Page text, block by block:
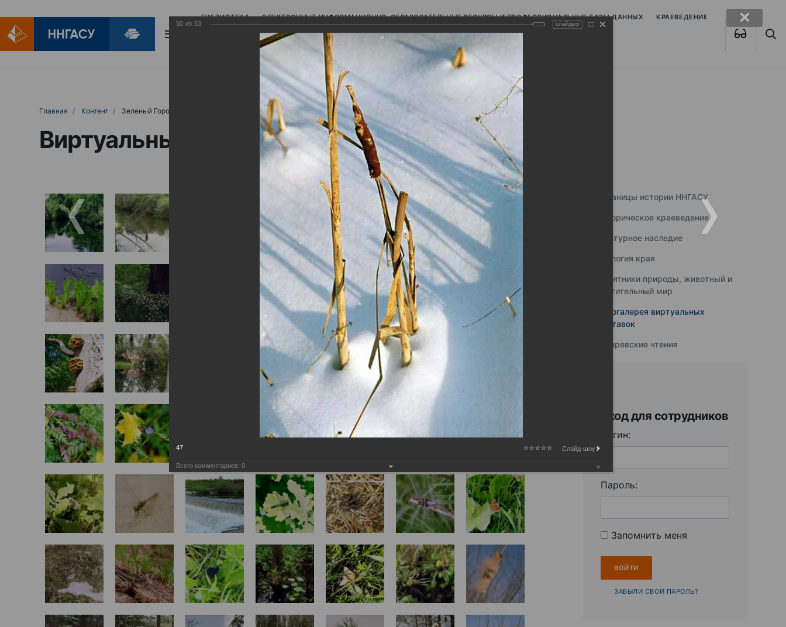
БИБЛИОТЕКА ЭЛЕКТРОННЫЕ ИНФОРМАЦИОННО-ОБРАЗОВАТЕЛЬНЫЕ РЕСУРСЫ И ПРОФЕССИОНАЛЬНЫЕ БАЗЫ ДАННЫХ КРАЕВЕДЕНИЕ
БИБЛИОПОМОЩЬ
Главная Контент Зеленый Город
Виртуальные выставки (фотоальбомы)
Страницы истории ННГАСУ
Историческое краеведение
Культурное наследие
Экология края
Памятники природы, животный и
растительный мир
Фотогалерея виртуальных
выставок
Юферевские чтения
Вход для сотрудников
Логин:
Пароль:
Запомнить меня
ЗАБЫЛИ СВОЙ ПАРОЛЬ?
50 из 53 слайдер
47 Слайд-шоу:
Всего комментариев: 0